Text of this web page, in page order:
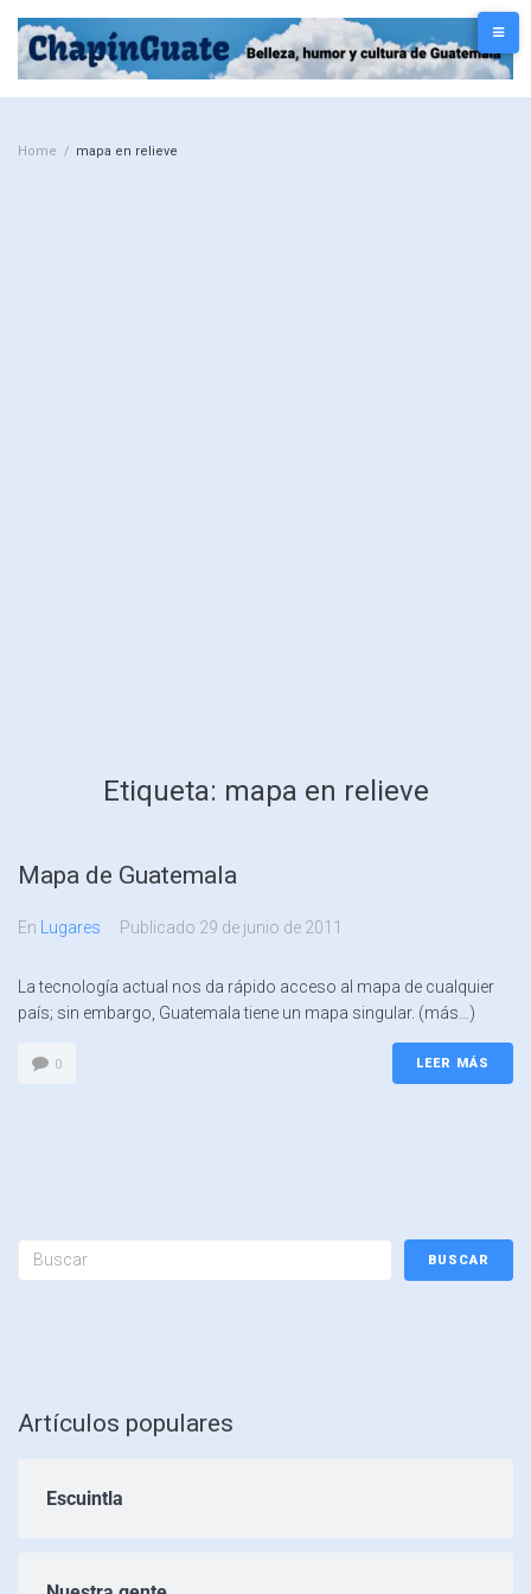
Home / mapa en relieve
Etiqueta: mapa en relieve
Mapa de Guatemala
En Lugares Publicado 29 de junio de 2011
La tecnología actual nos da rápido acceso al mapa de cualquier
país; sin embargo, Guatemala tiene un mapa singular. (más…)
0 LEER MÁS
BUSCAR
Artículos populares
Escuintla